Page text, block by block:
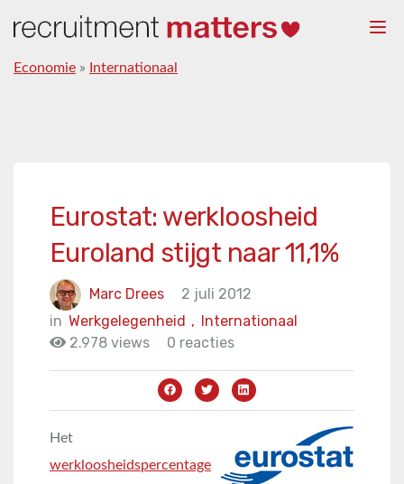
Economie » Internationaal
Eurostat: werkloosheid
Euroland stijgt naar 11,1%
Marc Drees
2 juli 2012
in
Internationaal
Werkgelegenheid ,
2.978 views
0 reacties
Het
werkloosheidspercentage